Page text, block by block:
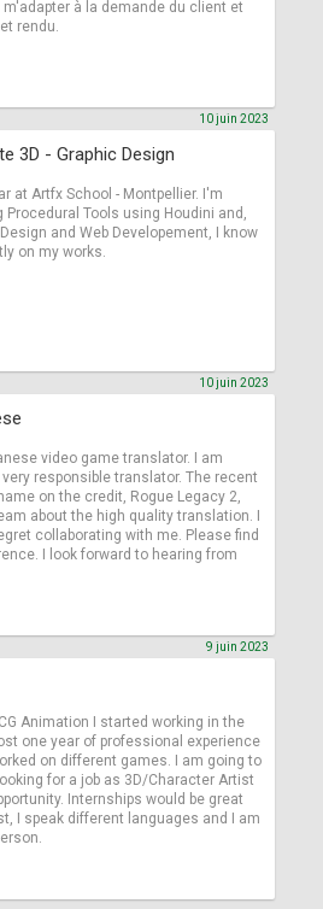
m'adapter à la demande du client et
rendu.
3D - Graphic Design
10 juin 2023
at Artfx School - Montpellier. I'm
Tools using Houdini and,
and Web Developement, I know
on my works.
10 juin 2023
video game translator. I am
responsible translator. The recent
on the credit, Rogue Legacy 2,
about the high quality translation. I
collaborating with me. Please find
I look forward to hearing from
9 juin 2023
Animation I started working in the
one year of professional experience
on different games. I am going to
for a job as 3D/Character Artist
Internships would be great
I speak different languages and I am